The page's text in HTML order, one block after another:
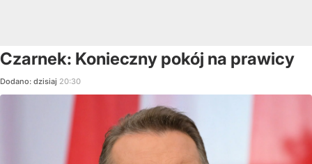
Czarnek: Konieczny pokój na prawicy
Dodano: dzisiaj 20:30